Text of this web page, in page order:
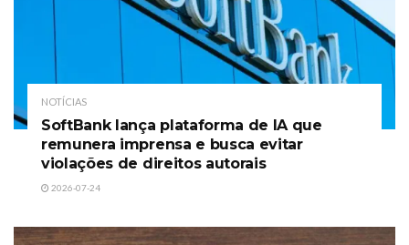
NOTÍCIAS
SoftBank lança plataforma de IA que
remunera imprensa e busca evitar
violações de direitos autorais
2026-07-24